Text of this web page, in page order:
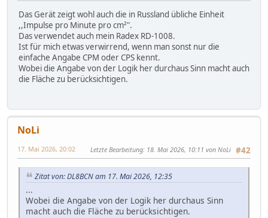
Das Gerät zeigt wohl auch die in Russland übliche Einheit
,,Impulse pro Minute pro cm²".
Das verwendet auch mein Radex RD-1008.
Ist für mich etwas verwirrend, wenn man sonst nur die
einfache Angabe CPM oder CPS kennt.
Wobei die Angabe von der Logik her durchaus Sinn macht auch
die Fläche zu berücksichtigen.
NoLi
#42
17. Mai 2026, 20:02 Letzte Bearbeitung: 18. Mai 2026, 10:11 von NoLi
Zitat von: DL8BCN am 17. Mai 2026, 12:35
...
Wobei die Angabe von der Logik her durchaus Sinn
macht auch die Fläche zu berücksichtigen.